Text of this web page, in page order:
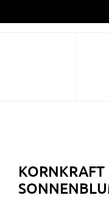
KORNKRAFT